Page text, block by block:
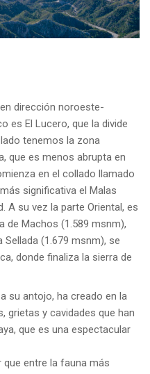
dirección noroeste-
es El Lucero, que la divide
tenemos la zona
que es menos abrupta en
en el collado llamado
significativa el Malas
A su vez la parte Oriental, es
de Machos (1.589 msnm),
Sellada (1.679 msnm), se
donde finaliza la sierra de
su antojo, ha creado en la
grietas y cavidades que han
que es una espectacular
que entre la fauna más